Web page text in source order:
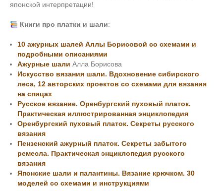
японской интерпретации!
Книги про платки и шали:
10 ажурных шалей Аллы Борисовой со схемами и
подробными описаниями
Ажурные шали Алла Борисова
Искусство вязания шали. Вдохновение сибирского
леса, 12 авторских проектов со схемами для вязания
на спицах
Русское вязание. Оренбургский пуховый платок.
Практическая иллюстрированная энциклопедия
Оренбургский пуховый платок. Секреты русского
вязания
Пензенский ажурный платок. Секреты забытого
ремесла. Практическая энциклопедия русского
вязания
Японские шали и палантины. Вязание крючком. 30
моделей со схемами и инструкциями